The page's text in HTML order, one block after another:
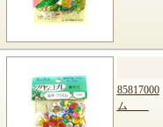
85817000
ム